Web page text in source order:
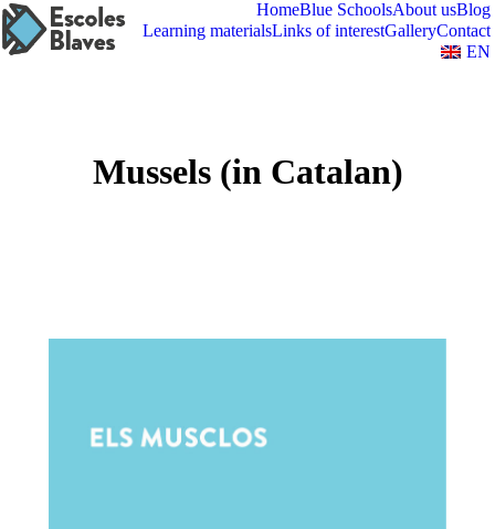
HomeBlue SchoolsAbout usBlog
Learning materialsLinks of interestGalleryContact
EN
Mussels (in Catalan)